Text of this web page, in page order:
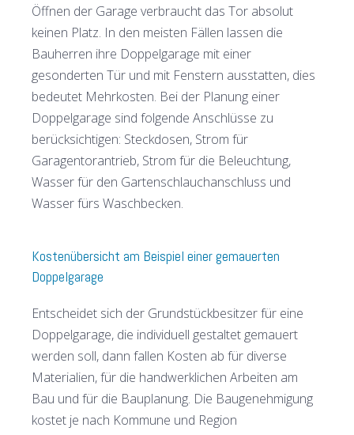
Öffnen der Garage verbraucht das Tor absolut
keinen Platz. In den meisten Fällen lassen die
Bauherren ihre Doppelgarage mit einer
gesonderten Tür und mit Fenstern ausstatten, dies
bedeutet Mehrkosten. Bei der Planung einer
Doppelgarage sind folgende Anschlüsse zu
berücksichtigen: Steckdosen, Strom für
Garagentorantrieb, Strom für die Beleuchtung,
Wasser für den Gartenschlauchanschluss und
Wasser fürs Waschbecken.
Kostenübersicht am Beispiel einer gemauerten
Doppelgarage
Entscheidet sich der Grundstückbesitzer für eine
Doppelgarage, die individuell gestaltet gemauert
werden soll, dann fallen Kosten ab für diverse
Materialien, für die handwerklichen Arbeiten am
Bau und für die Bauplanung. Die Baugenehmigung
kostet je nach Kommune und Region